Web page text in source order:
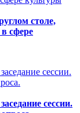
столе,
сфере
сессии.